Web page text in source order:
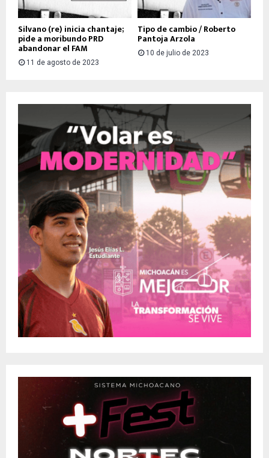
Silvano (re) inicia chantaje;
pide a moribundo PRD
abandonar el FAM
11 de agosto de 2023
Tipo de cambio / Roberto
Pantoja Arzola
10 de julio de 2023